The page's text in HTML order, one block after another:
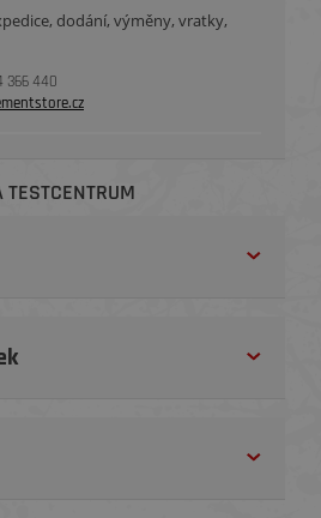
dodání, výměny, vratky,
366 440